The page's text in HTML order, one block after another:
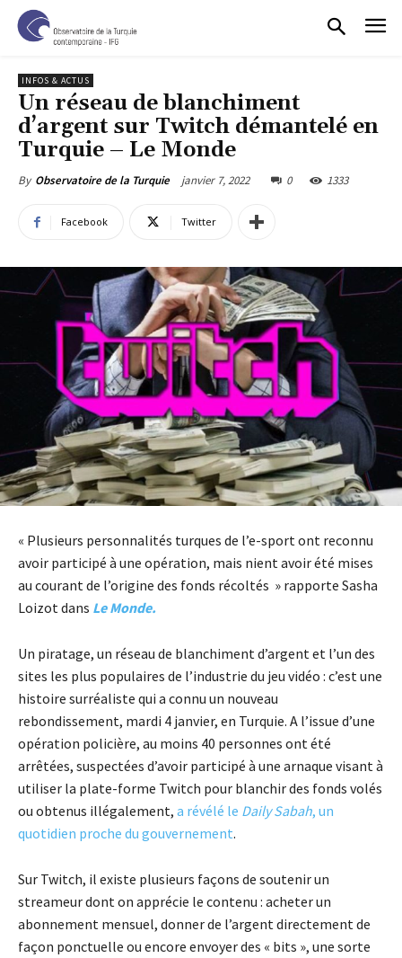
INFOS & ACTUS
Un réseau de blanchiment
d’argent sur Twitch démantelé en
Turquie – Le Monde
By Observatoire de la Turquie janvier 7, 2022 0 1333
Facebook Twitter
« Plusieurs personnalités turques de l’e-sport ont reconnu
avoir participé à une opération, mais nient avoir été mises
au courant de l’origine des fonds récoltés » rapporte Sasha
Loizot dans Le Monde.
Un piratage, un réseau de blanchiment d’argent et l’un des
sites les plus populaires de l’industrie du jeu vidéo : c’est une
histoire surréaliste qui a connu un nouveau
rebondissement, mardi 4 janvier, en Turquie. A l’issue d’une
opération policière, au moins 40 personnes ont été
arrêtées, suspectées d’avoir participé à une arnaque visant à
utiliser la plate-forme Twitch pour blanchir des fonds volés
ou obtenus illégalement, a révélé le Daily Sabah, un
quotidien proche du gouvernement.
Sur Twitch, il existe plusieurs façons de soutenir un
streameur dont on apprécie le contenu : acheter un
abonnement mensuel, donner de l’argent directement de
façon ponctuelle ou encore envoyer des « bits », une sorte